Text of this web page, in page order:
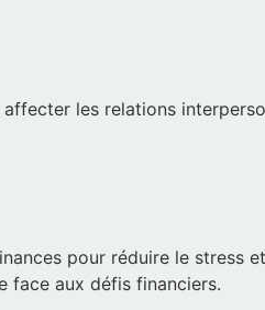
les relations
pour réduire le stress
face aux défis financiers.